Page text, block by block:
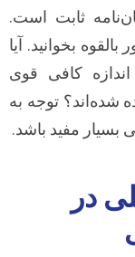
ثابت است.
بالقوه بخوانید. آیا
اندازه کافی قوی
شده‌اند؟ توجه به
بسیار مفید باشد.
در